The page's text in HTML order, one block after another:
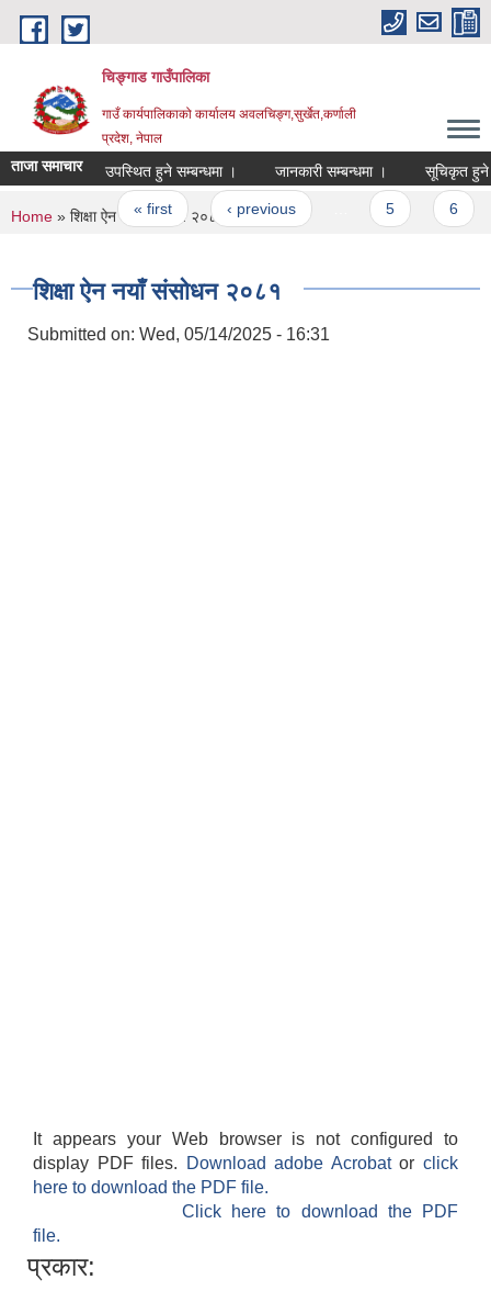
Skip to main content
चिङ्गाड गाउँपालिका
गाउँ कार्यपालिकाको कार्यालय अवलचिङ्ग,सुर्खेत,कर्णाली
प्रदेश, नेपाल
ताजा समाचारउपस्थित हुने सम्बन्धमा । जानकारी सम्बन्धमा । सूचिकृत हुने
Pages
« first ‹ previous
You are here
Home » शिक्षा ऐन नयाँ संसोधन २०८१
शिक्षा ऐन नयाँ संसोधन २०८१
Submitted on: Wed, 05/14/2025 - 16:31
It appears your Web browser is not configured to
display PDF files.
Download adobe Acrobatorclick
here to download the PDF file.
Click here to download the PDF
file.
प्रकार: